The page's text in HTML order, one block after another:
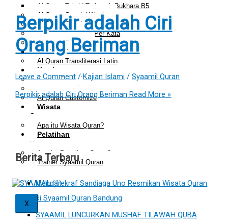
Al Quran Tajwid Terjemah Bukhara B5
Al Quran Spesial Wanita
Al Quran Spesial Wanita Azalia
Al Quran Terjemah Per Kata
Al Quran Tilawah
Mushaf Tilawah Quba
Al Quran Transliterasi Latin
Kemitraan
Rumah Syaamil
Wholesale & Retail
Al Quran Customize
Wisata
Quran
Apa itu Wisata Quran?
Pelatihan
Kequranan
Apa itu Pelatihan Quran?
Trainer Syaamil Quran
X
Berpikir adalah Ciri
Orang Beriman
Leave a Comment /Kajian Islami /Syaamil Quran
Berpikir adalah Ciri Orang Beriman Read More »
Berita Terbaru
Menparekraf Sandiaga Uno Resmikan Wisata Quran
di Syaamil Quran Bandung
SYAAMIL LUNCURKAN MUSHAF TILAWAH QUBA